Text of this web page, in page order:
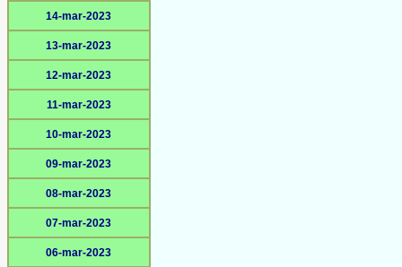
14-mar-2023
13-mar-2023
12-mar-2023
11-mar-2023
10-mar-2023
09-mar-2023
08-mar-2023
07-mar-2023
06-mar-2023